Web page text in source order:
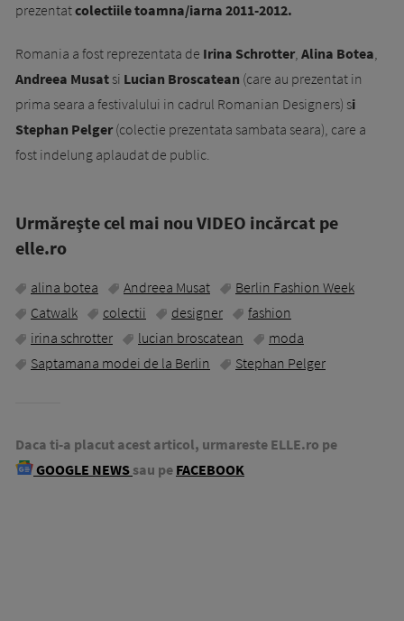
prezentatcolectiile toamna/iarna 2011-2012.
Romania a fost reprezentata de Irina Schrotter, Alina Botea,
Andreea Musatsi Lucian Broscatean (care au prezentat in
prima seara a festivalului in cadrul Romanian Designers) si
Stephan Pelger(colectie prezentata sambata seara), care a
fost indelung aplaudat de public.
Urmăreşte cel mai nou VIDEO incărcat pe
elle.ro
alina botea Andreea Musat
Berlin Fashion Week
Catwalk
colectii designer
fashion
irina schrotter
lucian broscatean
moda
Saptamana modei de la Berlin
Stephan Pelger
Daca ti-a placut acest articol, urmareste ELLE.ro pe
GOOGLE NEWS sau pe FACEBOOK